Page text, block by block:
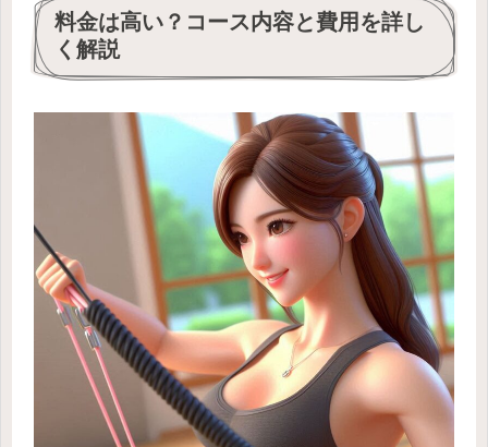
料金は高い？コース内容と費用を詳し
く解説